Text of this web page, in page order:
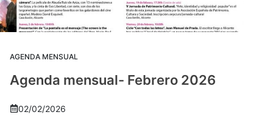
AGENDA MENSUAL
Agenda mensual- Febrero 2026
02/02/2026